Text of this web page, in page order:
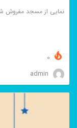
نمایی از مسجد مفروش
admin